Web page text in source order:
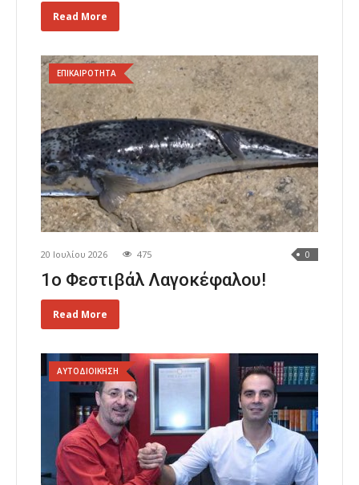
Read More
ΕΠΙΚΑΙΡΟΤΗΤΑ
20 Ιουλίου 2026 475 0
1o Φεστιβάλ Λαγοκέφαλου!
Read More
ΑΥΤΟΔΙΟΙΚΗΣΗ